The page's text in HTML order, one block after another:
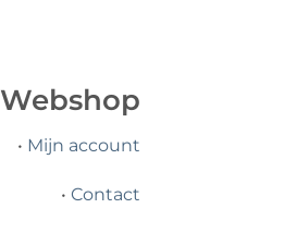
Webshop
• Mijn account
• Contact